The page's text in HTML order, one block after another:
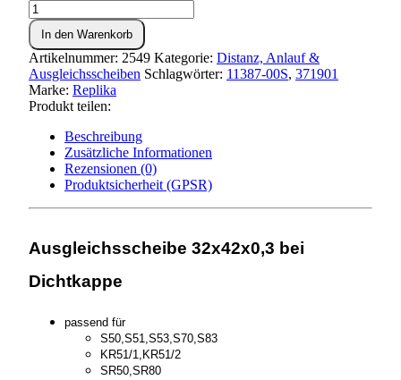
Ausgleichsscheibe
32x42x0,3
(Dichtkappe)
Menge
In den Warenkorb
Artikelnummer: 2549 Kategorie: Distanz, Anlauf &
Ausgleichsscheiben Schlagwörter: 11387-00S, 371901
Marke: Replika
Produkt teilen:
Beschreibung
Zusätzliche Informationen
Rezensionen (0)
Produktsicherheit (GPSR)
Ausgleichsscheibe 32x42x0,3 bei
Dichtkappe
passend für
S50,S51,S53,S70,S83
KR51/1,KR51/2
SR50,SR80